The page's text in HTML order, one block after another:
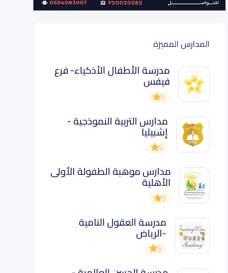
المدارس المميزة
مدرسة الأطفال الأذكياء- فرع
فيفس
5
مدارس التربية النموذجية -
إشبيليا
5
مدارس موهبة الطفولة الأولى
الأهلية
5
مدرسة العقول النامية
-الرياض
5